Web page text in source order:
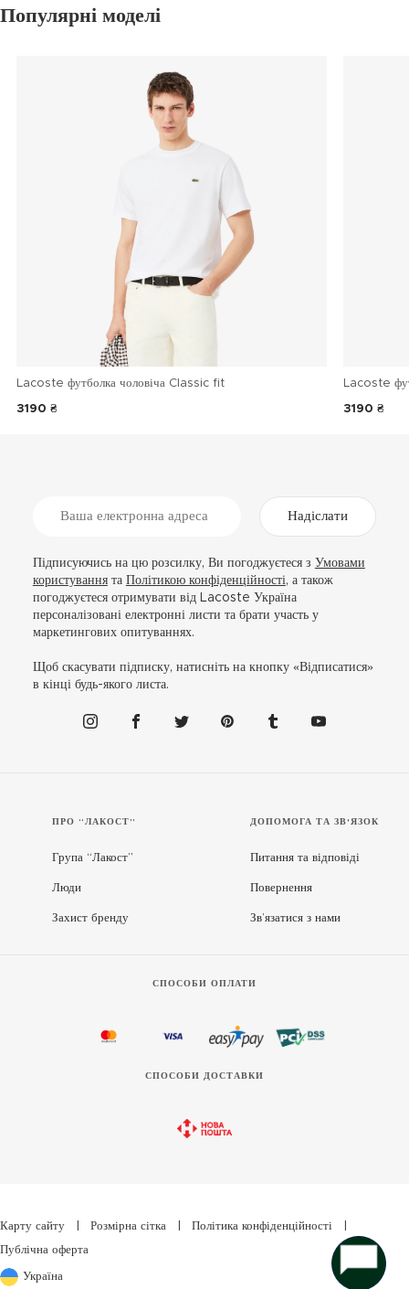
Популярні моделі
Lacoste футболка чоловіча Classic fit
3190 ₴
Lacoste
3190 ₴
Надіслати
Підписуючись на цю розсилку, Ви погоджуєтеся з Умовами
користуваннята Політикою конфіденційності, а також
погоджуєтеся отримувати від Lacoste Україна
персоналізовані електронні листи та брати участь у
маркетингових опитуваннях.
Щоб скасувати підписку, натисніть на кнопку «Відписатися»
в кінці будь-якого листа.
ПРО “ЛАКОСТ”
Група “Лакост”
Люди
Захист бренду
ДОПОМОГА ТА ЗВ'ЯЗОК
Питання та відповіді
Повернення
Зв’язатися з нами
СПОСОБИ ОПЛАТИ
СПОСОБИ ДОСТАВКИ
Карту сайту Розмірна сітка Політика конфіденційності
Публічна оферта
Україна